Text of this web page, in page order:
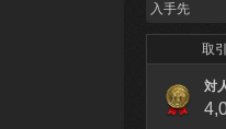
入手先
取
対